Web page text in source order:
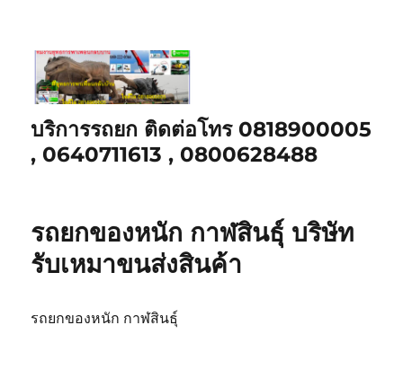
บริการรถยก ติดต่อโทร 0818900005
, 0640711613 , 0800628488
รถยกของหนัก กาฬสินธุ์ บริษัท
รับเหมาขนส่งสินค้า
รถยกของหนัก กาฬสินธุ์